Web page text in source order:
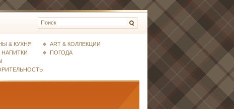
& КУХНЯ
НАПИТКИ
ART & КОЛЛЕКЦИИ
ПОГОДА